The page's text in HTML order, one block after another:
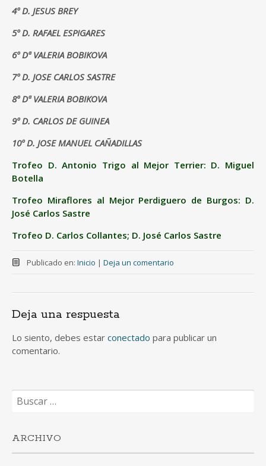
4º D. JESUS BREY
5º D. RAFAEL ESPIGARES
6º Dª VALERIA BOBIKOVA
7º D. JOSE CARLOS SASTRE
8º Dª VALERIA BOBIKOVA
9º D. CARLOS DE GUINEA
10º D. JOSE MANUEL CAÑADILLAS
Trofeo D. Antonio Trigo al Mejor Terrier: D. Miguel
Botella
Trofeo Miraflores al Mejor Perdiguero de Burgos: D.
José Carlos Sastre
Trofeo D. Carlos Collantes; D. José Carlos Sastre
Publicado en: Inicio | Deja un comentario
Deja una respuesta
Lo siento, debes estar conectado para publicar un
comentario.
Buscar:
ARCHIVO